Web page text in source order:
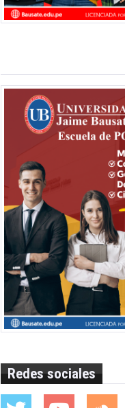
Redes sociales